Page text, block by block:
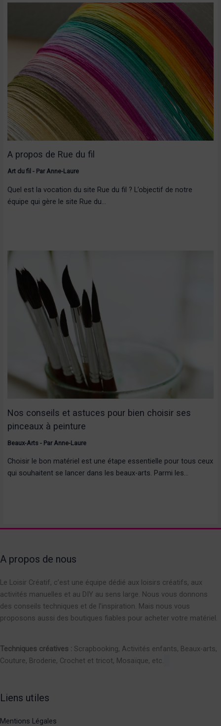
A propos de Rue du fil
Art du fil - ParAnne-Laure
Quel est la vocation du site Rue du fil ? L’objectif de notre
équipe qui gère le site Rue du…
Nos conseils et astuces pour bien choisir ses
pinceaux à peinture
Beaux-Arts- Par Anne-Laure
Choisir le bon matériel est une étape essentielle pour tous ceux
qui souhaitent se lancer dans les beaux-arts. Parmi les…
A propos de nous
Le Loisir Créatif, c’est une équipe dédié aux loisirs créatifs, aux
activités manuelles et au DIY au sens large. Nous vous donnons
des conseils techniques et de l’inspiration. Mais nous vous
proposons aussi des boutiques fiables pour acheter votre matériel.
Techniques créatives : Scrapbooking, Activités enfants, Beaux-arts,
Couture, Broderie, Crochet et tricot, Mosaïque, etc.
Liens utiles
Mentions Légales